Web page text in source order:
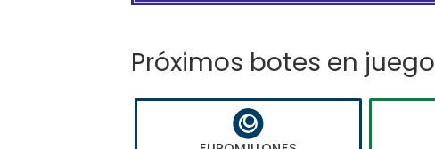
Próximos botes en juego